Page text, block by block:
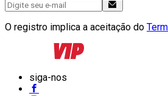
O registro implica a aceitação do
siga-nos